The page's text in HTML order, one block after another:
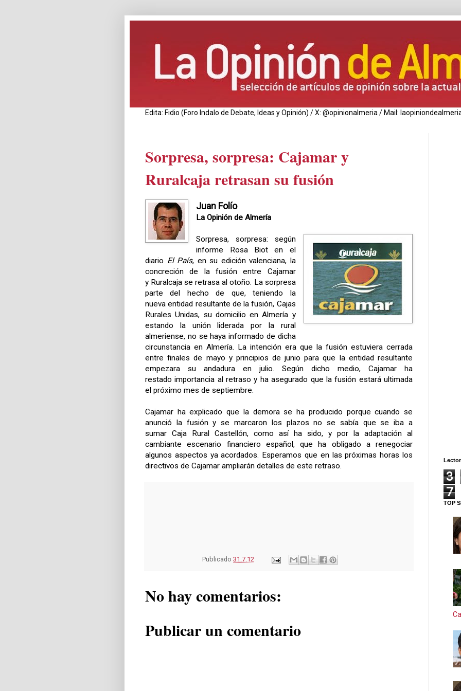
Edita: Fidio (Foro Indalo de Debate, Ideas y Opinión) / X: @opinionalmeria / Mail:
Sorpresa, sorpresa: Cajamar y
Ruralcaja retrasan su fusión
Juan Folío
La Opinión de Almería
Sorpresa, sorpresa: según
informe Rosa Biot en el
diario El País, en su edición valenciana, la
concreción de la fusión entre Cajamar
y Ruralcaja se retrasa al otoño. La sorpresa
parte del hecho de que, teniendo la
nueva entidad resultante de la fusión, Cajas
Rurales Unidas, su domicilio en Almería y
estando la unión liderada por la rural
almeriense, no se haya informado de dicha
circunstancia en Almería. La intención era que la fusión estuviera cerrada
entre finales de mayo y principios de junio para que la entidad resultante
empezara su andadura en julio. Según dicho medio, Cajamar ha
restado importancia al retraso y ha asegurado que la fusión estará ultimada
el próximo mes de septiembre.
Cajamar ha explicado que la demora se ha producido porque cuando se
anunció la fusión y se marcaron los plazos no se sabía que se iba a
sumar Caja Rural Castellón, como así ha sido, y por la adaptación al
cambiante escenario financiero español, que ha obligado a renegociar
algunos aspectos ya acordados. Esperamos que en las próximas horas los
directivos de Cajamar ampliarán detalles de este retraso.
Publicado 31.7.12
No hay comentarios:
Publicar un comentario
3
7
TOP